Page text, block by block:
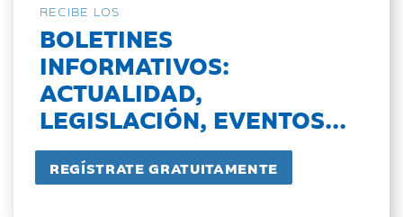
RECIBE LOS
BOLETINES
INFORMATIVOS:
ACTUALIDAD,
LEGISLACIÓN, EVENTOS...